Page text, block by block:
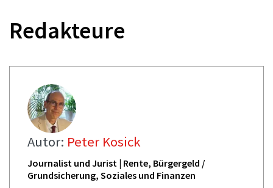
Redakteure
Autor: Peter Kosick
Journalist und Jurist | Rente, Bürgergeld /
Grundsicherung, Soziales und Finanzen